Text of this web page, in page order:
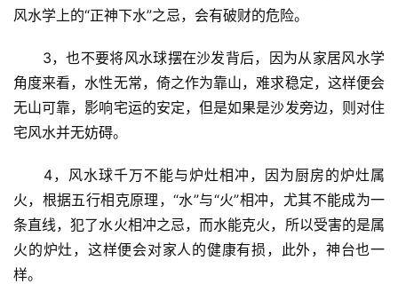
风水学上的“正神下水”之忌，会有破财的危险。
3，也不要将风水球摆在沙发背后，因为从家居风水学
角度来看，水性无常，倚之作为靠山，难求稳定，这样便会
无山可靠，影响宅运的安定，但是如果是沙发旁边，则对住
宅风水并无妨碍。
4，风水球千万不能与炉灶相冲，因为厨房的炉灶属
火，根据五行相克原理，“水”与“火”相冲，尤其不能成为一
条直线，犯了水火相冲之忌，而水能克火，所以受害的是属
火的炉灶，这样便会对家人的健康有损，此外，神台也一
样。